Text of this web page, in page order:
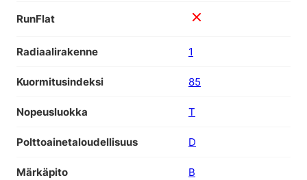
RunFlat
Radiaalirakenne 1
Kuormitusindeksi 85
Nopeusluokka T
Polttoainetaloudellisuus D
Märkäpito B